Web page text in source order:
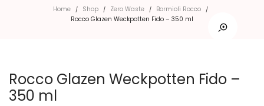
Home / Shop / Zero Waste / Bormioli Rocco /
Rocco Glazen Weckpotten Fido – 350 ml
Rocco Glazen Weckpotten Fido –
350 ml